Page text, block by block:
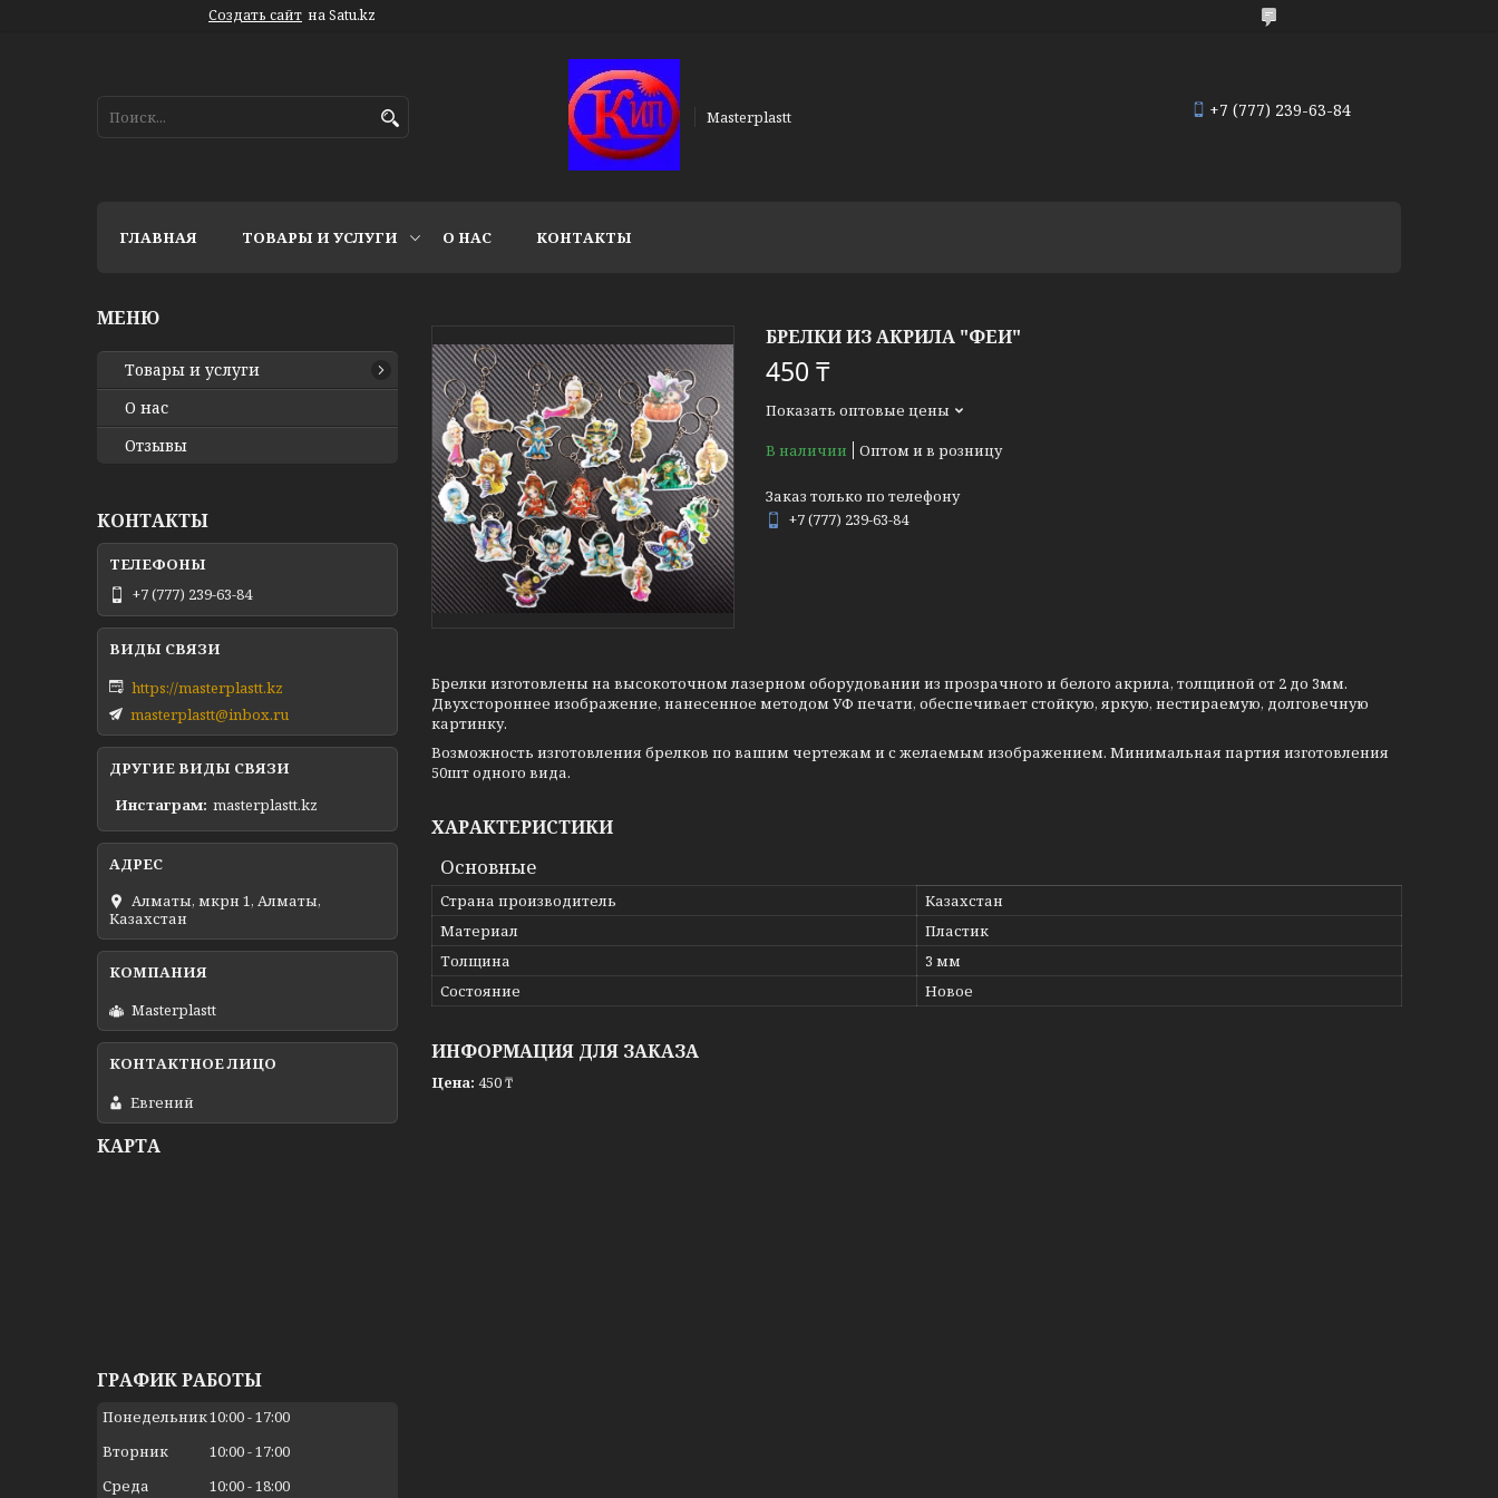
Создать сайт на Satu.kz
Masterplastt +7 (777) 239-63-84
ГЛАВНАЯ ТОВАРЫ И УСЛУГИ О НАС КОНТАКТЫ
БРЕЛКИ ИЗ АКРИЛА "ФЕИ"
450 ₸
Показать оптовые цены
В наличии
Оптом и в розницу
Заказ только по телефону
+7 (777) 239-63-84
Брелки изготовлены на высокоточном лазерном оборудовании из прозрачного и белого акрила, толщиной от 2 до 3мм.
Двухстороннее изображение, нанесенное методом УФ печати, обеспечивает стойкую, яркую, нестираемую, долговечную
картинку.
Возможность изготовления брелков по вашим чертежам и с желаемым изображением. Минимальная партия изготовления
50шт одного вида.
ХАРАКТЕРИСТИКИ
Основные
Страна производитель
Казахстан
Материал
Пластик
Толщина
3 мм
Состояние
Новое
ИНФОРМАЦИЯ ДЛЯ ЗАКАЗА
Цена: 450 ₸
Товары и услуги
О нас
Отзывы
КОНТАКТЫ
+7 (777) 239-63-84
https://masterplastt.kz
masterplastt@inbox.ru
ДРУГИЕ ВИДЫ СВЯЗИ
Инстаграм masterplastt.kz
Алматы, мкрн 1, Алматы,
Казахстан
Masterplastt
Евгений
КАРТА
ГРАФИК РАБОТЫ
Понедельник10:00 17:00
Вторник
10:00 17:00
Среда
10:00 18:00